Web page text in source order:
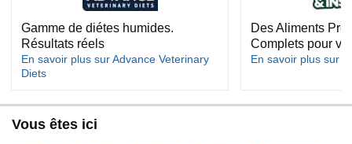
Gamme de diétes humides.
Résultats réels
En savoir plus sur Advance Veterinary
Diets
Des Aliments
Complets pour
En savoir plus sur
Vous êtes ici